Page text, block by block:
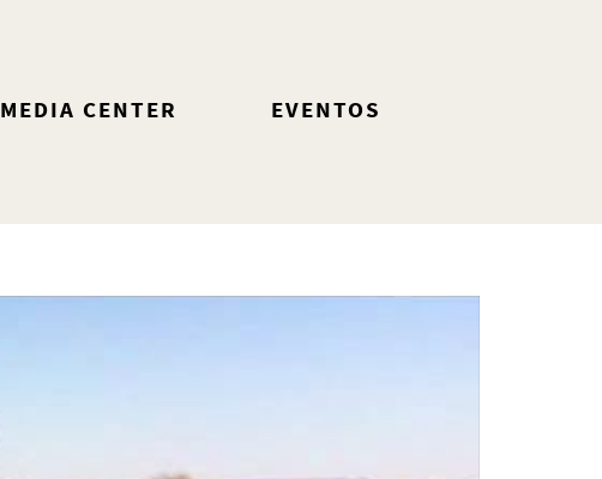
MEDIA CENTER EVENTOS